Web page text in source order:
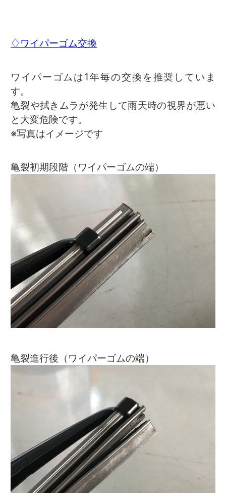
♢ワイパーゴム交換
ワイパーゴムは1年毎の交換を推奨していま
す。
亀裂や拭きムラが発生して雨天時の視界が悪い
と大変危険です。
※写真はイメージです
亀裂初期段階（ワイパーゴムの端）
亀裂進行後（ワイパーゴムの端）